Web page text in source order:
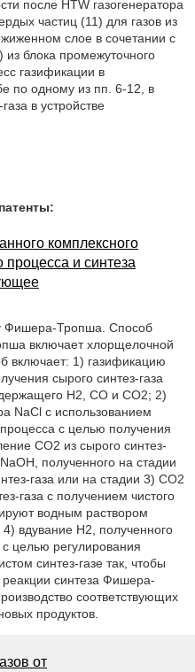
после HTW газогенератора
частиц (11) для газов из
слое в сочетании с
блока промежуточного
газификации в
по одному из пп. 6-12, в
в устройстве
комплексного
и синтеза
Фишера-Тропша. Способ
включает хлорщелочной
включает: 1) газификацию
сырого синтез-газа
Н2, СО и СО2; 2)
NaCl с использованием
с целью получения
СО2 из сырого синтез-
полученного на стадии
газа или на стадии 3) СО2
газа с получением чистого
водным раствором
вдувание Н2, полученного
с целью регулирования
синтез-газе так, чтобы
синтеза Фишера-
соответствующих
продуктов.
от